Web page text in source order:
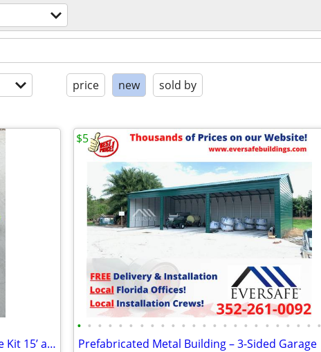
price new sold by
Thetford Titan Premium Sewer Hose Kit 15’ and Camco Sidewinder 15’ Sewer Hos
• • • • • • • • • • • • • • • • • • • • • • • •
Prefabricated Metal Building – 3-Sided Garage
$5